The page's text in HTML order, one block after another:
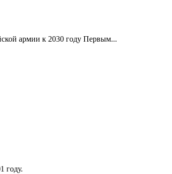
армии к 2030 году Первым...
году.